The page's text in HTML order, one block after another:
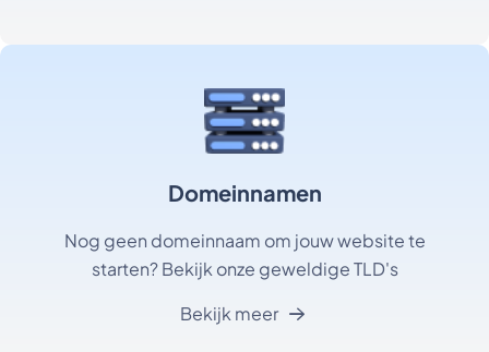
Domeinnamen
Nog geen domeinnaam om jouw website te
starten? Bekijk onze geweldige TLD's
Bekijk meer